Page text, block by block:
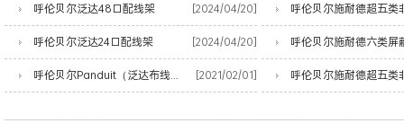
呼伦贝尔泛达48口配线架 [2024/04/20]
呼伦贝尔泛达24口配线架 [2024/04/20]
呼伦贝尔Panduit（泛达布线）产品清单 [2021/02/01]
呼伦贝尔施耐德六类屏
呼伦贝尔施耐德超五类